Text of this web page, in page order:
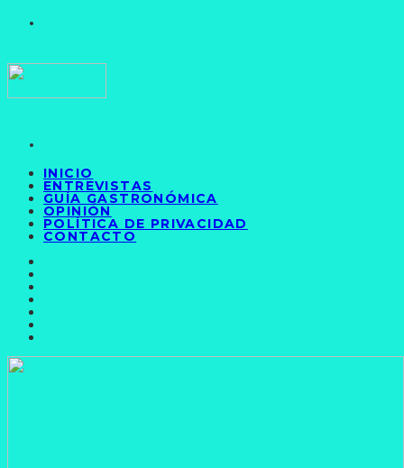
INICIO
ENTREVISTAS
GUÍA GASTRONÓMICA
OPINIÓN
POLÍTICA DE PRIVACIDAD
CONTACTO